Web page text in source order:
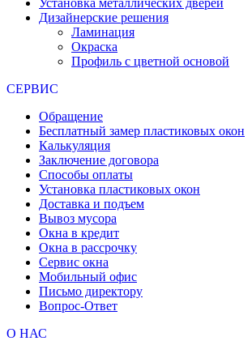
Установка металлических дверей
Дизайнерские решения
Ламинация
Окраска
Профиль с цветной основой
СЕРВИС
Обращение
Бесплатный замер пластиковых окон
Калькуляция
Заключение договора
Способы оплаты
Установка пластиковых окон
Доставка и подъем
Вывоз мусора
Окна в кредит
Окна в рассрочку
Сервис окна
Мобильный офис
Письмо директору
Вопрос-Ответ
О НАС